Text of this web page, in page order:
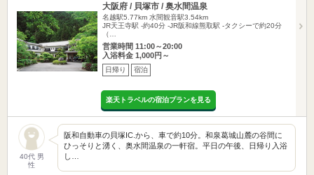
大阪府 / 貝塚市 / 奥水間温泉
名越駅5.77km 水間観音駅3.54km
JR天王寺駅 -約40分 -JR阪和線熊取駅 -タクシーで約20分
（…
営業時間 11:00～20:00
入浴料金 1,000円～
日帰り 宿泊
楽天トラベルの宿泊プランを見る
40代 男
性
阪和自動車の貝塚IC.から、車で約10分。和泉葛城山麓の谷間に
ひっそりと湧く、奥水間温泉の一軒宿。平日の午後、日帰り入浴
し…